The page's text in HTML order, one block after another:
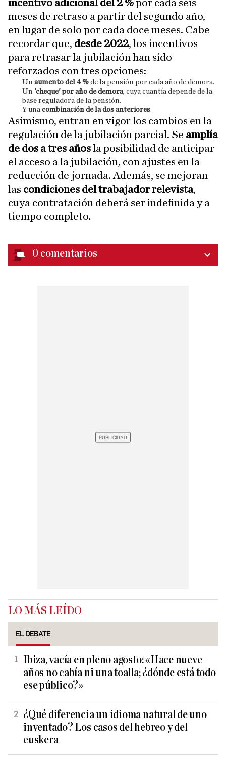
incentivo adicional del 2 %por cada seis
meses de retraso a partir del segundo año,
en lugar de solo por cada doce meses. Cabe
recordar que, desde 2022, los incentivos
para retrasar la jubilación han sido
reforzados con tres opciones:
Un aumento del 4 % de la pensión por cada año de demora.
Un 'cheque' por año de demora, cuya cuantía depende de la
base reguladora de la pensión.
Y unacombinación de la dos anteriores.
Asimismo, entran en vigor los cambios en la
regulación de la jubilación parcial. Se amplía
de dos a tres añosla posibilidad de anticipar
el acceso a la jubilación, con ajustes en la
reducción de jornada. Además, se mejoran
las condiciones del trabajador relevista,
cuya contratación deberá ser indefinida y a
tiempo completo.
0 comentarios
LO MÁS LEÍDO
EL DEBATE
Ibiza, vacía en pleno agosto: «Hace nueve
años no cabía ni una toalla; ¿dónde está todo
ese público?»
¿Qué diferencia un idioma natural de uno
inventado? Los casos del hebreo y del
euskera